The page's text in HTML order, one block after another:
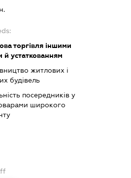
торгівля іншими
устаткованням
житлових і
будівель
посередників у
широкого